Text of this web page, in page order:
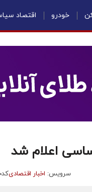
خودرو اقتصاد
اعلام شد
سرویس: اخبار اقتصادی